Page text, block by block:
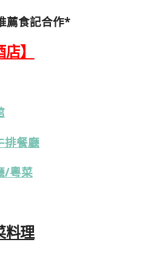
薦食記合作*
店】
排餐廳
/粵菜
料理